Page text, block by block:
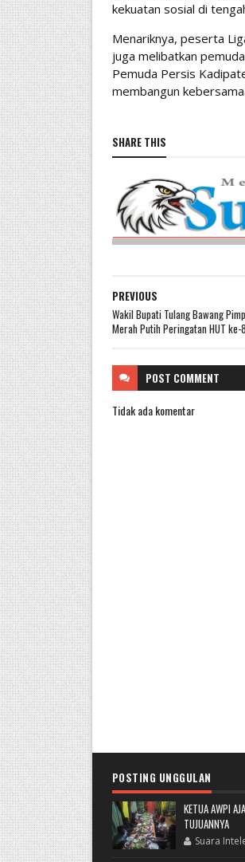
kekuatan sosial di
Menariknya, peserta
juga melibatkan
Pemuda Persis
membangun
SHARE THIS
PREVIOUS
Wakil Bupati Tulang Bawang
Merah Putih Peringatan HUT ke-
POST COMMENT
Tidak ada komentar
POSTING UNGGULAN
KETUA AWPI
TUJUANNYA
Suara